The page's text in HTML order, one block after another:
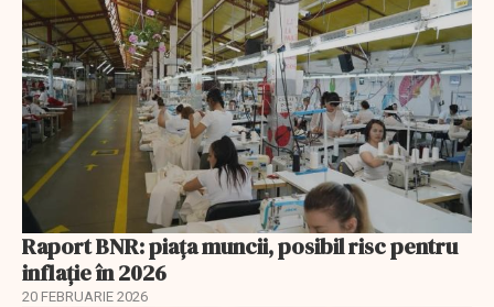
Raport BNR: piața muncii, posibil risc pentru
inflație în 2026
20 FEBRUARIE 2026